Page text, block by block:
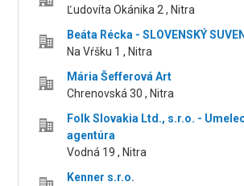
Ľudovíta Okánika 2 , Nitra
Beáta Récka - SLOVENSKÝ
Na Vŕšku 1 , Nitra
Mária Šefferová Art
Chrenovská 30 , Nitra
Folk Slovakia Ltd., s.r.o. -
agentúra
Vodná 19 , Nitra
Kenner s.r.o.